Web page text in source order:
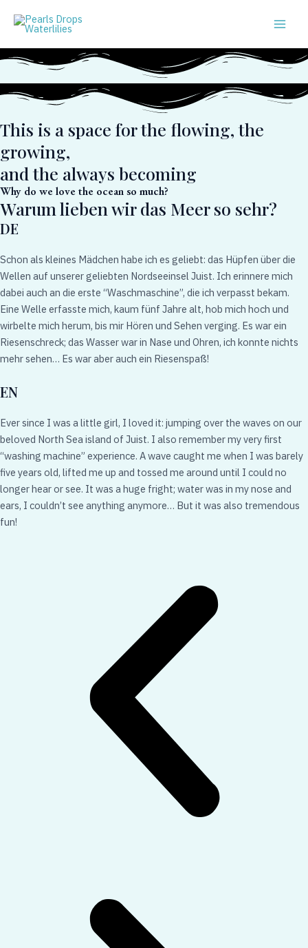
Inhalt
This is a space for the flowing, the
growing,
and the always becoming
Why do we love the ocean so much?
Warum lieben wir das Meer so sehr?
DE
Schon als kleines Mädchen habe ich es geliebt: das Hüpfen über die
Wellen auf unserer geliebten Nordseeinsel Juist. Ich erinnere mich
dabei auch an die erste “Waschmaschine”, die ich verpasst bekam.
Eine Welle erfasste mich, kaum fünf Jahre alt, hob mich hoch und
wirbelte mich herum, bis mir Hören und Sehen verging. Es war ein
Riesenschreck; das Wasser war in Nase und Ohren, ich konnte nichts
mehr sehen… Es war aber auch ein Riesenspaß!
EN
Ever since I was a little girl, I loved it: jumping over the waves on our
beloved North Sea island of Juist. I also remember my very first
“washing machine” experience. A wave caught me when I was barely
five years old, lifted me up and tossed me around until I could no
longer hear or see. It was a huge fright; water was in my nose and
ears, I couldn’t see anything anymore… But it was also tremendous
fun!